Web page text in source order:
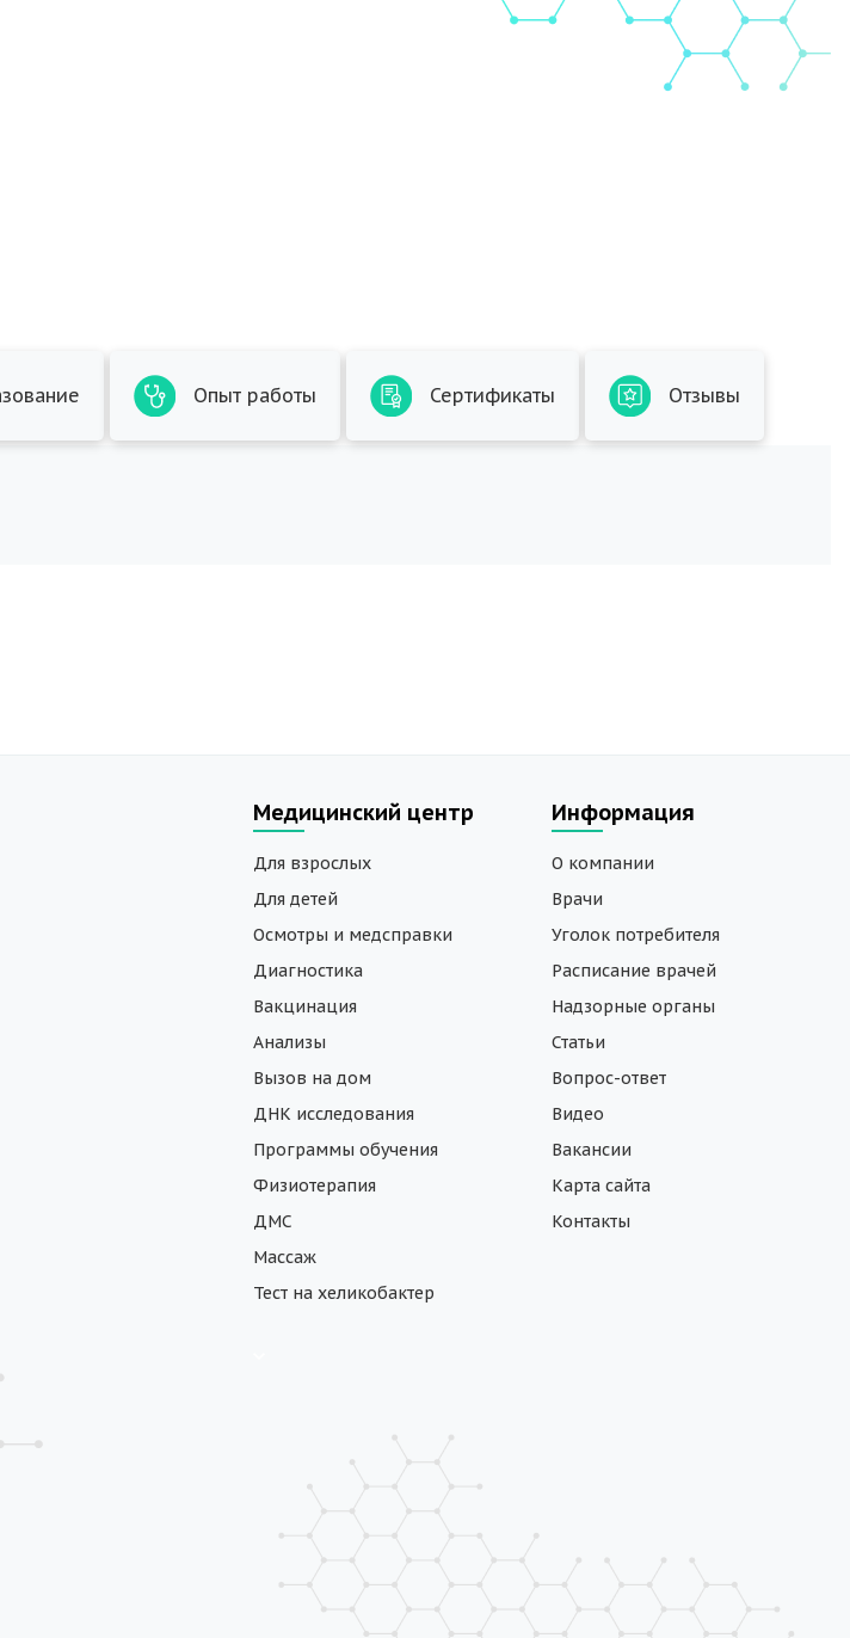
Опыт работы Сертификаты Отзывы
Медицинский центр
Для взрослых
Для детей
Осмотры и медсправки
Диагностика
Вакцинация
Анализы
Вызов на дом
ДНК исследования
Программы обучения
Физиотерапия
ДМС
Массаж
Тест на хеликобактер
Информация
О компании
Врачи
Уголок потребителя
Расписание врачей
Надзорные органы
Статьи
Вопрос-ответ
Видео
Вакансии
Карта сайта
Контакты